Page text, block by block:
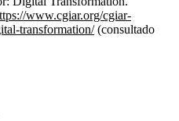
www.cgiar.org/cgiar-
transformation/(consultado